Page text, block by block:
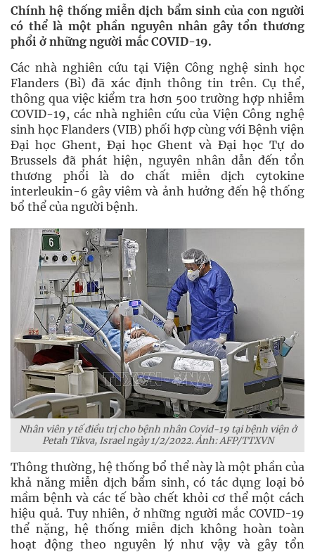
Chính hệ thống miễn dịch bẩm sinh của con người
có thể là một phần nguyên nhân gây tổn thương
phổi ở những người mắc COVID-19.
Các nhà nghiên cứu tại Viện Công nghệ sinh học
Flanders (Bỉ) đã xác định thông tin trên. Cụ thể,
thông qua việc kiểm tra hơn 500 trường hợp nhiễm
COVID-19, các nhà nghiên cứu của Viện Công nghệ
sinh học Flanders (VIB) phối hợp cùng với Bệnh viện
Đại học Ghent, Đại học Ghent và Đại học Tự do
Brussels đã phát hiện, nguyên nhân dẫn đến tổn
thương phổi là do chất miễn dịch cytokine
interleukin-6 gây viêm và ảnh hưởng đến hệ thống
bổ thể của người bệnh.
Nhân viên y tế điều trị cho bệnh nhân Covid-19 tại bệnh viện ở
Petah Tikva, Israel ngày 1/2/2022. Ảnh: AFP/TTXVN
Thông thường, hệ thống bổ thể này là một phần của
khả năng miễn dịch bẩm sinh, có tác dụng loại bỏ
mầm bệnh và các tế bào chết khỏi cơ thể một cách
hiệu quả. Tuy nhiên, ở những người mắc COVID-19
thể nặng, hệ thống miễn dịch không hoàn toàn
hoạt động theo nguyên lý như vậy và gây tổn